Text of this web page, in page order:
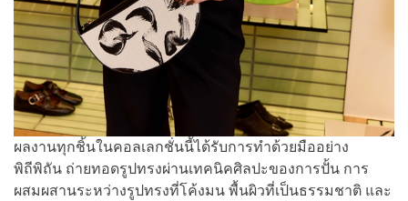
ผลงานทุกชิ้นในคอลเลกชั่นนี้ได้รับการทำด้วยมืออย่าง
พิถีพิถัน ถ่ายทอดรูปทรงผ่านเทคนิคศิลปะของการปั้น การ
ผสมผสานระหว่างรูปทรงที่โค้งมน พื้นผิวที่เป็นธรรมชาติ และ